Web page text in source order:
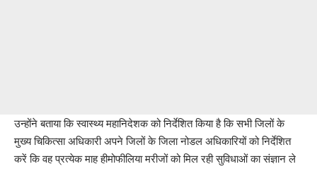
उन्होंने बताया कि स्वास्थ्य महानिदेशक को निर्देशित किया है कि सभी जिलों के
मुख्य चिकित्सा अधिकारी अपने जिलों के जिला नोडल अधिकारियों को निर्देशित
करें कि वह प्रत्येक माह हीमोफीलिया मरीजों को मिल रही सुविधाओं का संज्ञान ले